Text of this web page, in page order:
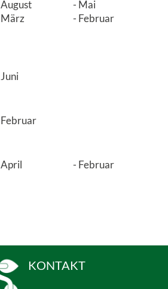
August
Mai
März
Februar
Juni
Februar
April Februar
KONTAKT